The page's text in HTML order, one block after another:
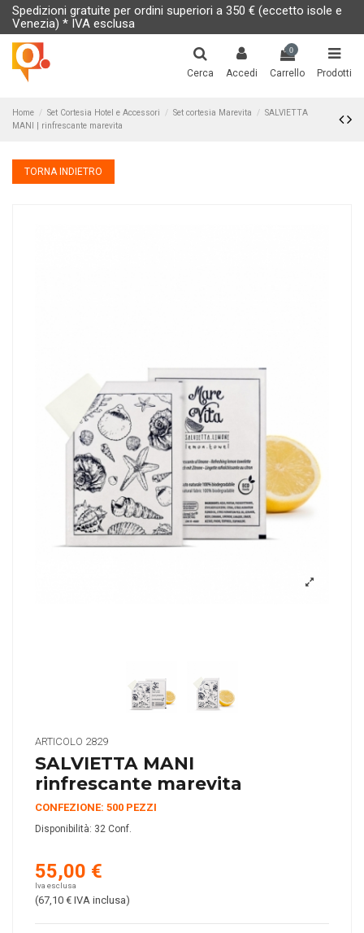
Spedizioni gratuite per ordini superiori a 350 € (eccetto isole e
Venezia) * IVA esclusa
Cerca Accedi
0
Carrello Prodotti
Home Set Cortesia Hotel e Accessori Set cortesia Marevita
SALVIETTA
MANI | rinfrescante marevita
TORNA INDIETRO
ARTICOLO 2829
SALVIETTA MANI
rinfrescante marevita
CONFEZIONE: 500 PEZZI
Disponibilità: 32 Conf.
55,00 €
Iva esclusa
(67,10 € IVA inclusa)